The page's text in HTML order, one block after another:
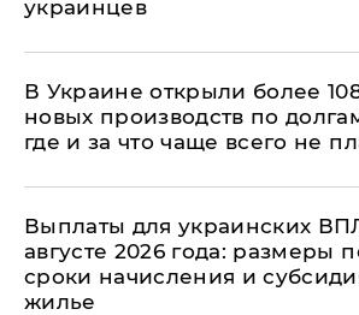
украинцев
В Украине открыли более
новых производств по
где и за что чаще всего не
Выплаты для украинских
августе 2026 года: размеры
сроки начисления и
жилье